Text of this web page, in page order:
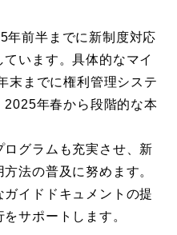
年前半までに新制度対応
います。具体的なマイ
末までに権利管理システ
2025年春から段階的な本
ログラムも充実させ、新
法の普及に努めます。
イドドキュメントの提
サポートします。